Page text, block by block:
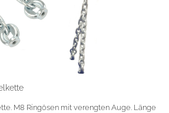
M8 Ringösen mit verengten Auge. Länge